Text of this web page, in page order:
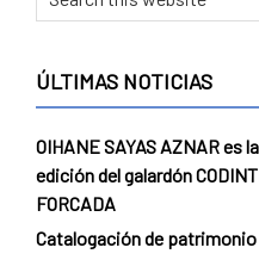
ÚLTIMAS NOTICIAS
OIHANE SAYAS AZNAR es
edición del galardón
FORCADA
Catalogación de